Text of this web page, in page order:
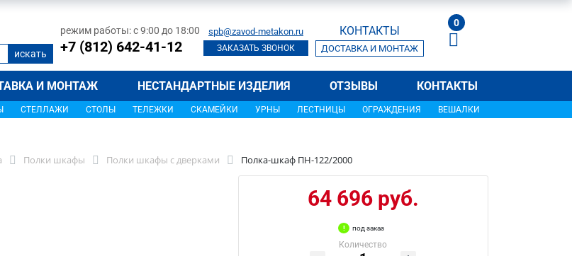
режим работы: с 9:00 до 18:00
+7 (812) 642-41-12
spb@zavod-metakon.ru
ЗАКАЗАТЬ ЗВОНОК
КОНТАКТЫ
ДОСТАВКА И МОНТАЖ
0
И МОНТАЖ НЕСТАНДАРТНЫЕ ИЗДЕЛИЯ ОТЗЫВЫ КОНТАКТЫ
СТЕЛЛАЖИ СТОЛЫ ТЕЛЕЖКИ СКАМЕЙКИ УРНЫ ЛЕСТНИЦЫ ОГРАЖДЕНИЯ ВЕШАЛКИ
Полки шкафы Полки шкафы с дверками Полка-шкаф ПН-122/2000
64 696 руб.
под заказ
Количество